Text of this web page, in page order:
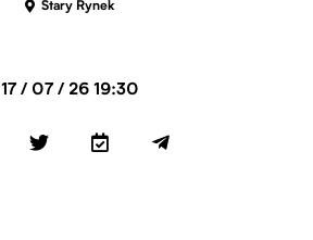
Stary Rynek
17 / 07 / 26 19:30